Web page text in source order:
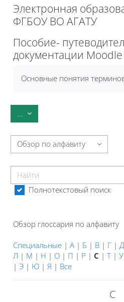
Электронная
ФГБОУ ВО АГАТУ
Блоки
Пособие-
документации
Основные понятия
... Экспорт записей
Обзор глоссария по алфавиту
Найти
Полнотекстовый поиск
Обзор глоссария по алфавиту
Специальные | А | Б | В | Г | Д
Л | М | Н | О | П | Р | С | Т | У
| Э | Ю | Я | Все
С